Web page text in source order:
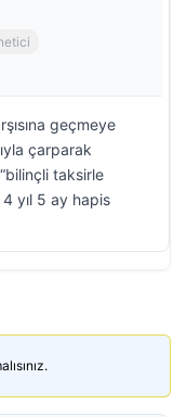
geçmeye
çarparak
taksirle
yıl 5 ay hapis